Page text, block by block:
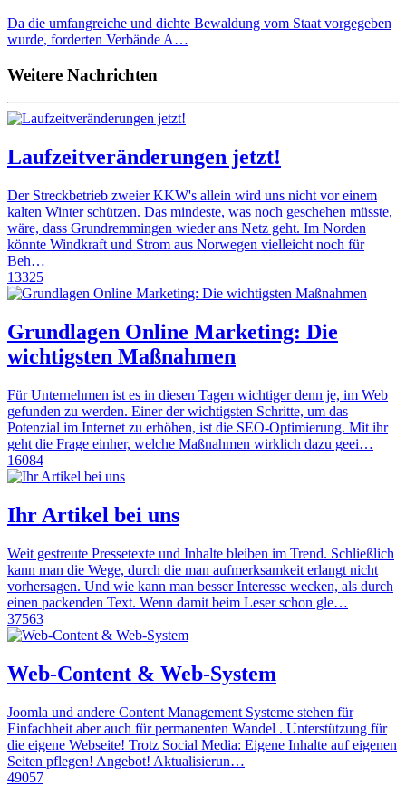
Da die umfangreiche und dichte Bewaldung vom Staat vorgegeben
wurde, forderten Verbände A…
Weitere Nachrichten
Laufzeitveränderungen jetzt!
Der Streckbetrieb zweier KKW's allein wird uns nicht vor einem
kalten Winter schützen. Das mindeste, was noch geschehen müsste,
wäre, dass Grundremmingen wieder ans Netz geht. Im Norden
könnte Windkraft und Strom aus Norwegen vielleicht noch für
Beh…
13325
Grundlagen Online Marketing: Die
wichtigsten Maßnahmen
Für Unternehmen ist es in diesen Tagen wichtiger denn je, im Web
gefunden zu werden. Einer der wichtigsten Schritte, um das
Potenzial im Internet zu erhöhen, ist die SEO-Optimierung. Mit ihr
geht die Frage einher, welche Maßnahmen wirklich dazu geei…
16084
Ihr Artikel bei uns
Weit gestreute Pressetexte und Inhalte bleiben im Trend. Schließlich
kann man die Wege, durch die man aufmerksamkeit erlangt nicht
vorhersagen. Und wie kann man besser Interesse wecken, als durch
einen packenden Text. Wenn damit beim Leser schon gle…
37563
Web-Content & Web-System
Joomla und andere Content Management Systeme stehen für
Einfachheit aber auch für permanenten Wandel . Unterstützung für
die eigene Webseite! Trotz Social Media: Eigene Inhalte auf eigenen
Seiten pflegen! Angebot! Aktualisierun…
49057